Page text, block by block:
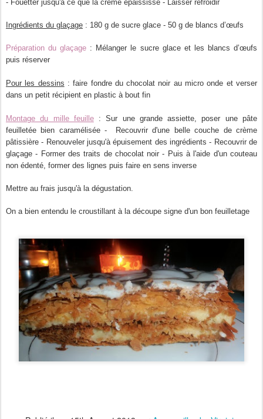
- Fouetter jusqu'à ce que la crème épaississe - Laisser refroidir
Ingrédients du glaçage : 180 g de sucre glace - 50 g de blancs d’œufs
Préparation du glaçage : Mélanger le sucre glace et les blancs d’œufs
puis réserver
Pour les dessins : faire fondre du chocolat noir au micro onde et verser
dans un petit récipient en plastic à bout fin
Montage du mille feuille: Sur une grande assiette, poser une pâte
feuilletée bien caramélisée - Recouvrir d'une belle couche de crème
pâtissière - Renouveler jusqu'à épuisement des ingrédients - Recouvrir de
glaçage - Former des traits de chocolat noir - Puis à l'aide d'un couteau
non édenté, former des lignes puis faire en sens inverse
Mettre au frais jusqu'à la dégustation.
On a bien entendu le croustillant à la découpe signe d'un bon feuilletage